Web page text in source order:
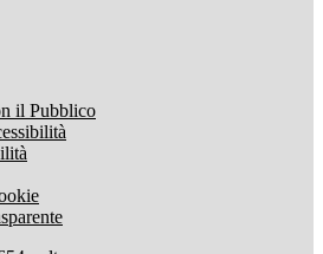
il Pubblico